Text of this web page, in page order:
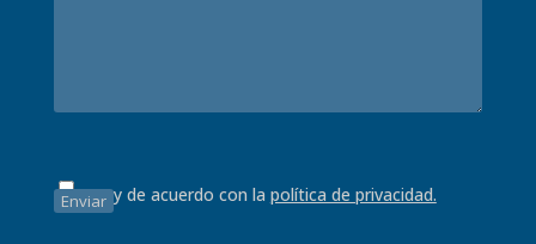
Estoy de acuerdo con la política de privacidad.